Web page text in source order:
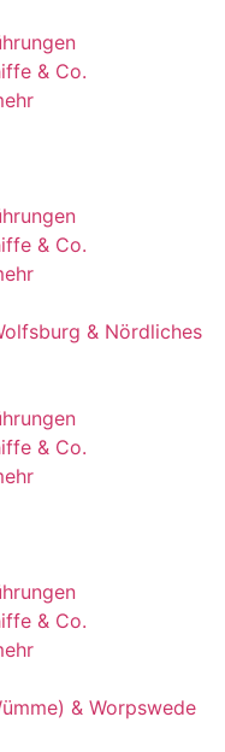
& Co.
& Co.
& Nördliches
& Co.
& Co.
& Worpswede